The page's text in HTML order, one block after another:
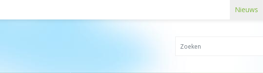
Nieuws